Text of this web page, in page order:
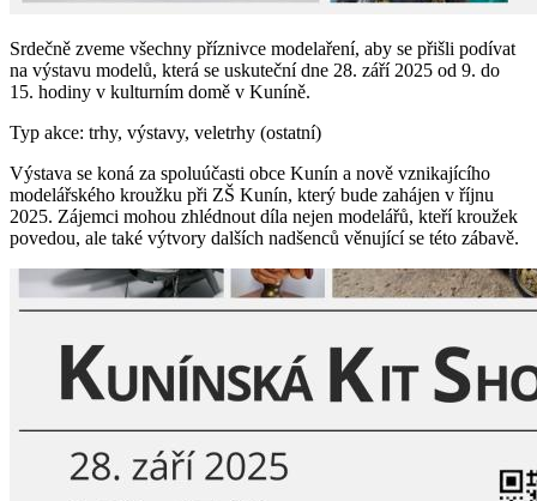
Srdečně zveme všechny příznivce modelaření, aby se přišli podívat
na výstavu modelů, která se uskuteční dne 28. září 2025 od 9. do
15. hodiny v kulturním domě v Kuníně.
Typ akce: trhy, výstavy, veletrhy (ostatní)
Výstava se koná za spoluúčasti obce Kunín a nově vznikajícího
modelářského kroužku při ZŠ Kunín, který bude zahájen v říjnu
2025. Zájemci mohou zhlédnout díla nejen modelářů, kteří kroužek
povedou, ale také výtvory dalších nadšenců věnující se této zábavě.